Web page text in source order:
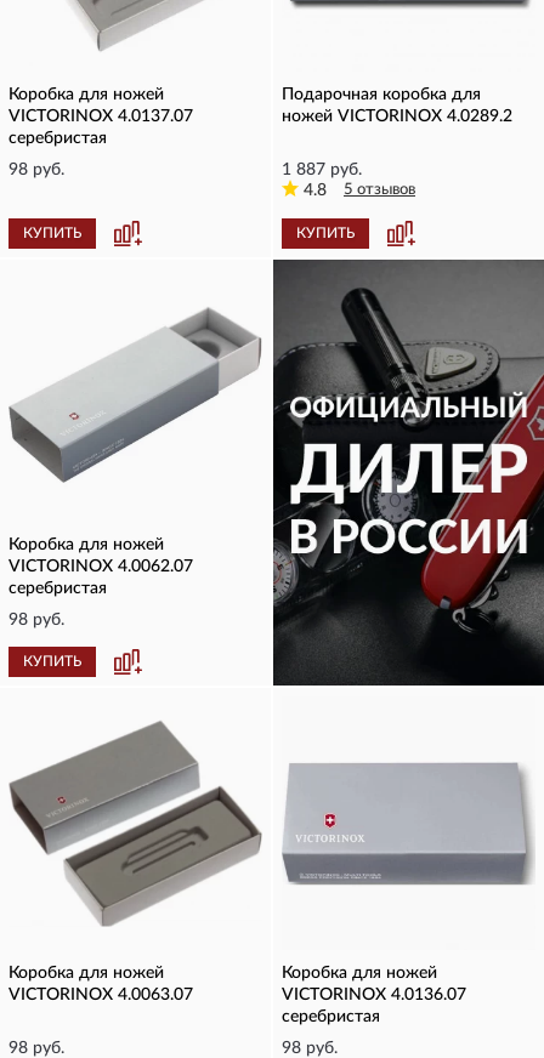
Коробка для ножей
VICTORINOX 4.0137.07
серебристая
98 руб.
КУПИТЬ
Подарочная коробка для
ножей VICTORINOX 4.0289.2
1 887 руб.
4.8
5 отзывов
КУПИТЬ
Коробка для ножей
VICTORINOX 4.0062.07
серебристая
98 руб.
КУПИТЬ КУПИТЬ
Коробка для ножей
VICTORINOX 4.0063.07
98 руб.
Коробка для ножей
VICTORINOX 4.0136.07
серебристая
98 руб.